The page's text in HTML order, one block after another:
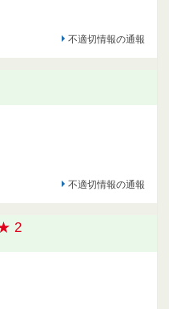
不適切情報の通報
不適切情報の通報
2